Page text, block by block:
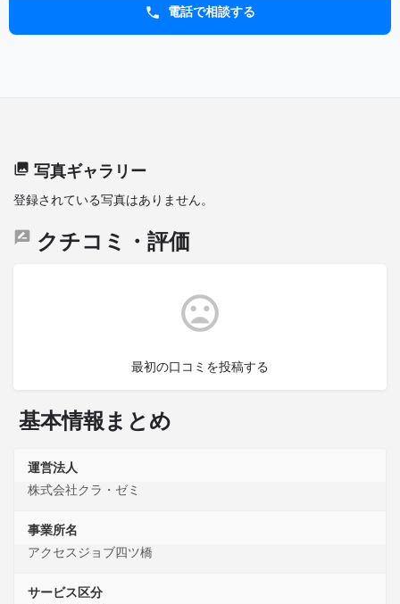
電話で相談する
写真ギャラリー
登録されている写真はありません。
クチコミ・評価
最初の口コミを投稿する
基本情報まとめ
運営法人
株式会社クラ・ゼミ
事業所名
アクセスジョブ四ツ橋
サービス区分